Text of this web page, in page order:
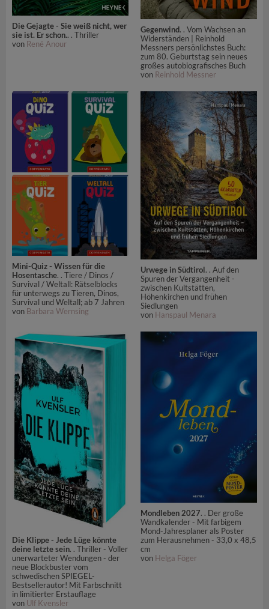
Die Gejagte - Sie weiß nicht, wer
sie ist. Er schon.. . Thriller
von René Anour
Gegenwind. . Vom Wachsen an
Widerständen | Reinhold
Messners persönlichstes Buch:
zum 80. Geburtstag sein neues
großes autobiografisches Buch
von Reinhold Messner
Mini-Quiz - Wissen für die
Hosentasche. . Tiere / Dinos /
Survival / Weltall: Rätselblocks
für unterwegs zu Tieren, Dinos,
Survival und Weltall; ab 7 Jahren
von Barbara Wernsing
Urwege in Südtirol. . Auf den
Spuren der Vergangenheit -
zwischen Kultstätten,
Höhenkirchen und frühen
Siedlungen
von Hanspaul Menara
Die Klippe - Jede Lüge könnte
deine letzte sein. . Thriller - Voller
unerwarteter Wendungen - der
neue Blockbuster vom
schwedischen SPIEGEL-
Bestsellerautor! Mit Farbschnitt
in limitierter Erstauflage
von Ulf Kvensler
Mondleben 2027. . Der große
Wandkalender - Mit farbigem
Mond-Jahresplaner als Poster
zum Herausnehmen - 33,0 x 48,5
cm
von Helga Föger